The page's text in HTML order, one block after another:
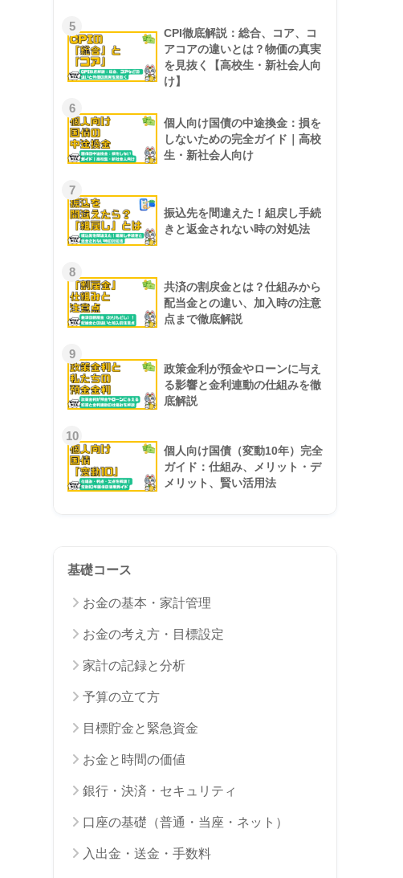
5
CPI徹底解説：総合、コア、コ
アコアの違いとは？物価の真実
を見抜く【高校生・新社会人向
け】
6
個人向け国債の中途換金：損を
しないための完全ガイド｜高校
生・新社会人向け
7
振込先を間違えた！組戻し手続
きと返金されない時の対処法
8
共済の割戻金とは？仕組みから
配当金との違い、加入時の注意
点まで徹底解説
9
政策金利が預金やローンに与え
る影響と金利連動の仕組みを徹
底解説
10
個人向け国債（変動10年）完全
ガイド：仕組み、メリット・デ
メリット、賢い活用法
基礎コース
お金の基本・家計管理
お金の考え方・目標設定
家計の記録と分析
予算の立て方
目標貯金と緊急資金
お金と時間の価値
銀行・決済・セキュリティ
口座の基礎（普通・当座・ネット）
入出金・送金・手数料